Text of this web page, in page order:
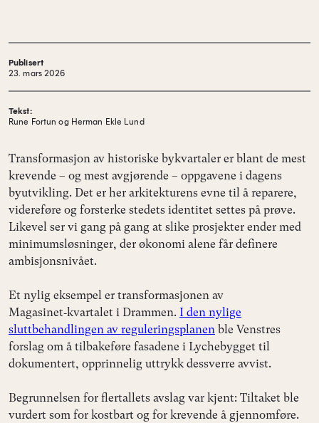
Publisert
23. mars 2026
Tekst:
Rune Fortun og Herman Ekle Lund
Transformasjon av historiske bykvartaler er blant de mest
krevende – og mest avgjørende – oppgavene i dagens
byutvikling. Det er her arkitekturens evne til å reparere,
videreføre og forsterke stedets identitet settes på prøve.
Likevel ser vi gang på gang at slike prosjekter ender med
minimumsløsninger, der økonomi alene får definere
ambisjonsnivået.
Et nylig eksempel er transformasjonen av
Magasinet‑kvartalet i Drammen. I den nylige
sluttbehandlingen av reguleringsplanen ble Venstres
forslag om å tilbakeføre fasadene i Lychebygget til
dokumentert, opprinnelig uttrykk dessverre avvist.
Begrunnelsen for flertallets avslag var kjent: Tiltaket ble
vurdert som for kostbart og for krevende å gjennomføre.